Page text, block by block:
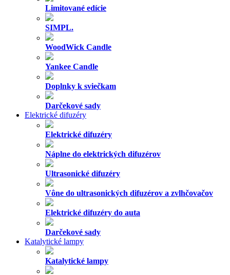
Limitované edície
SIMPL.
WoodWick Candle
Yankee Candle
Doplnky k sviečkam
Darčekové sady
Elektrické difuzéry
Elektrické difuzéry
Náplne do elektrických difuzérov
Ultrasonické difuzéry
Vône do ultrasonických difuzérov a zvlhčovačov
Elektrické difuzéry do auta
Darčekové sady
Katalytické lampy
Katalytické lampy